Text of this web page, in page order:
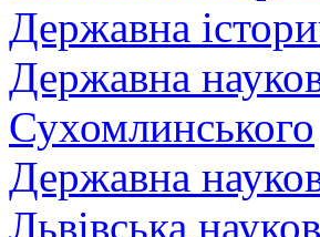
Державна
Державна
Сухомлинського
Державна
Львівська